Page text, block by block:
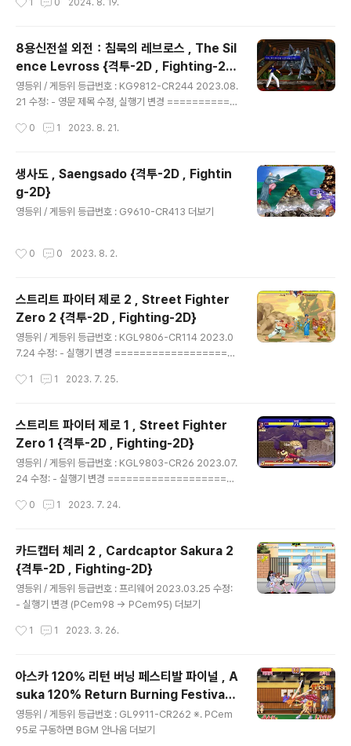
1 0 2024. 8. 19.
8용신전설 외전：침묵의 레브로스 , The Sil
ence Levross {격투-2D , Fighting-2
D}
영등위 / 게등위 등급번호 : KG9812-CR244 2023.08.
21 수정: - 영문 제목 수정, 실행기 변경 ===========
P 이동: T,F,B,H 펀치: W 킥: Q ---------------------
0 1 2023. 8. 21.
생사도 , Saengsado {격투-2D , Fightin
g-2D}
영등위 / 게등위 등급번호 : G9610-CR413 더보기
0 0 2023. 8. 2.
스트리트 파이터 제로 2 , Street Fighter
Zero 2 {격투-2D , Fighting-2D}
영등위 / 게등위 등급번호 : KGL9806-CR114 2023.0
7.24 수정: - 실행기 변경 ===================
F4 더보기
1 1 2023. 7. 25.
스트리트 파이터 제로 1 , Street Fighter
Zero 1 {격투-2D , Fighting-2D}
영등위 / 게등위 등급번호 : KGL9803-CR26 2023.07.
24 수정: - 실행기 변경 ====================
F4 더보기
0 1 2023. 7. 24.
카드캡터 체리 2 , Cardcaptor Sakura 2
{격투-2D , Fighting-2D}
영등위 / 게등위 등급번호 : 프리웨어 2023.03.25 수정:
- 실행기 변경 (PCem98 -> PCem95) 더보기
1 1 2023. 3. 26.
아스카 120％ 리턴 버닝 페스티발 파이널 , A
suka 120% Return Burning Festival F
inal {격투-2D , Fighting-2D}
영등위 / 게등위 등급번호 : GL9911-CR262 ※. PCem
95로 구동하면 BGM 안나옴 더보기